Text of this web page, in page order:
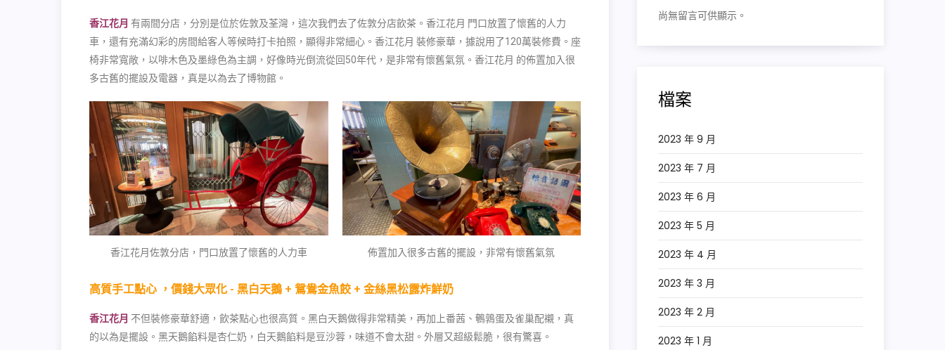
香江花月 有兩間分店，分別是位於佐敦及荃灣，這次我們去了佐敦分店飲茶。香江花月 門口放置了懷舊的人力
車，還有充滿幻彩的房間給客人等候時打卡拍照，顯得非常細心。香江花月 裝修豪華，據說用了120萬裝修費。座
椅非常寬敞，以啡木色及墨綠色為主調，好像時光倒流從回50年代，是非常有懷舊氣氛。香江花月 的佈置加入很
多古舊的擺設及電器，真是以為去了博物館。
香江花月佐敦分店，門口放置了懷舊的人力車 佈置加入很多古舊的擺設，非常有懷舊氣氛
高質手工點心 ，價錢大眾化 - 黑白天鵝 + 鴛鴦金魚餃 + 金絲黑松露炸鮮奶
香江花月 不但裝修豪華舒適，飲茶點心也很高質。黑白天鵝做得非常精美，再加上番茜、鵪鶉蛋及雀巢配襯，真
的以為是擺設。黑天鵝餡料是杏仁奶，白天鵝餡料是豆沙蓉，味道不會太甜。外層又超級鬆脆，很有驚喜。
尚無留言可供顯示。
檔案
2023 年 9 月
2023 年 7 月
2023 年 6 月
2023 年 5 月
2023 年 4 月
2023 年 3 月
2023 年 2 月
2023 年 1 月